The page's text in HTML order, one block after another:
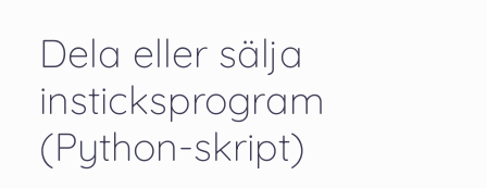
Dela eller sälja
insticksprogram
(Python-skript)